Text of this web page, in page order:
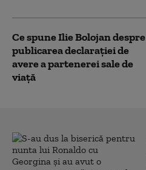
Ce spune Ilie Bolojan despre
publicarea declarației de
avere a partenerei sale de
viață